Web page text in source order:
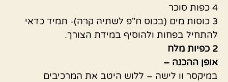
4 כפות סוכר
3 כוסות מים (בכוס ח"פ לשתיה קרה)- תמיד כדאי
להתחיל בפחות ולהוסיף במידת הצורך.
2 כפיות מלח
אופן ההכנה –
במיקסר וו לישה – ללוש היטב את המרכיבים